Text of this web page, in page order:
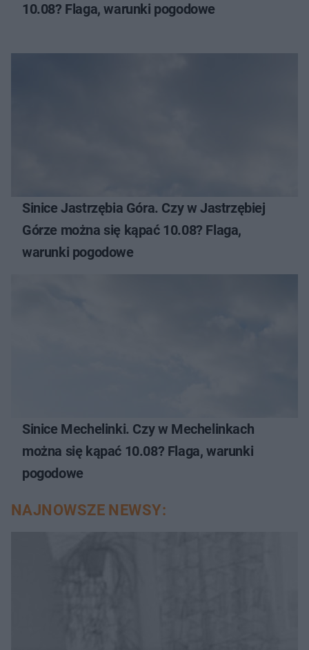
10.08? Flaga, warunki pogodowe
Sinice Jastrzębia Góra. Czy w Jastrzębiej
Górze można się kąpać 10.08? Flaga,
warunki pogodowe
Sinice Mechelinki. Czy w Mechelinkach
można się kąpać 10.08? Flaga, warunki
pogodowe
NAJNOWSZE NEWSY: